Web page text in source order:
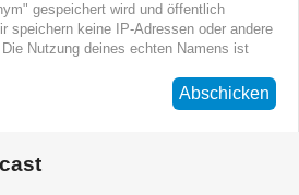
gespeichert wird und öffentlich
speichern keine IP-Adressen oder andere
Nutzung deines echten Namens ist
Abschicken